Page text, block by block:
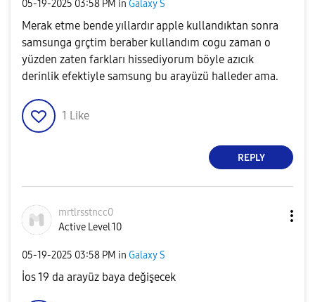
‎05-19-2025 03:58 PM in Galaxy S
Merak etme bende yıllardır apple kullandıktan sonra
samsunga grçtim beraber kullandım cogu zaman o
yüzden zaten farkları hissediyorum böyle azıcık
derinlik efektiyle samsung bu arayüzü halleder ama.
1 Like
REPLY
mrtlrsstncc0
Active Level 10
‎05-19-2025 03:58 PM in Galaxy S
İos 19 da arayüz baya değişecek